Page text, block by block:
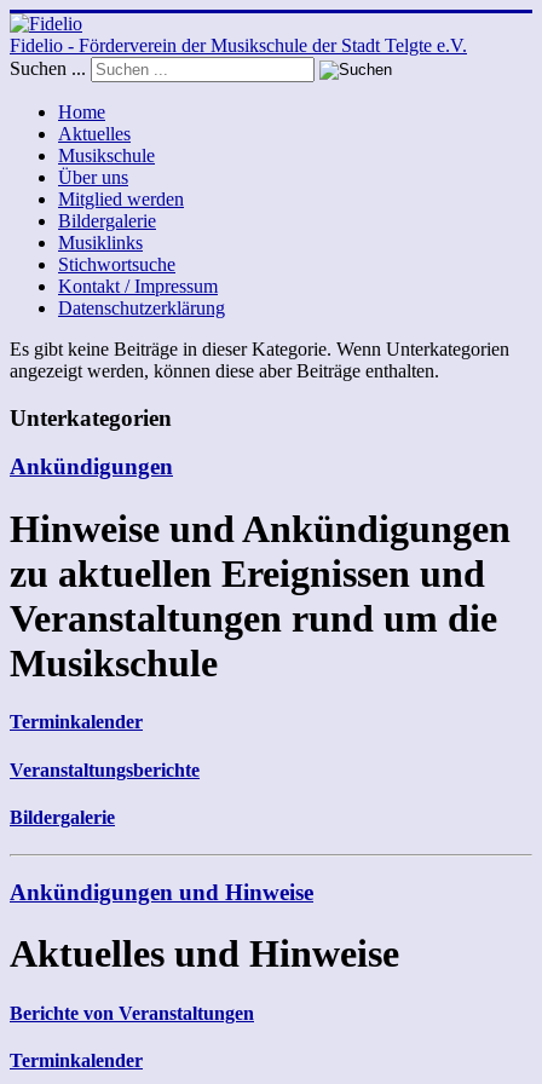
Fidelio - Förderverein der Musikschule der Stadt Telgte e.V.
Suchen ...
Home
Aktuelles
Musikschule
Über uns
Mitglied werden
Bildergalerie
Musiklinks
Stichwortsuche
Kontakt / Impressum
Datenschutzerklärung
Es gibt keine Beiträge in dieser Kategorie. Wenn Unterkategorien
angezeigt werden, können diese aber Beiträge enthalten.
Unterkategorien
Ankündigungen
Hinweise und Ankündigungen
zu aktuellen Ereignissen und
Veranstaltungen rund um die
Musikschule
Terminkalender
Veranstaltungsberichte
Bildergalerie
Ankündigungen und Hinweise
Aktuelles und Hinweise
Berichte von Veranstaltungen
Terminkalender